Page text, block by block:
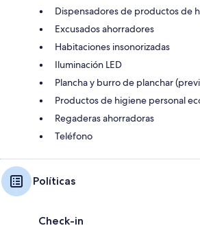
Dispensadores de productos de
Excusados ahorradores
Habitaciones insonorizadas
Iluminación LED
Plancha y burro de planchar
Productos de higiene personal
Regaderas ahorradoras
Teléfono
Políticas
Check-in